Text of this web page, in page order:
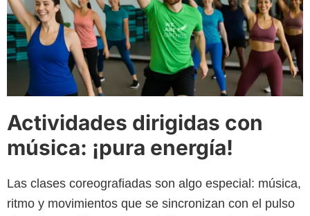
Actividades dirigidas con
música: ¡pura energía!
Las clases coreografiadas son algo especial: música,
ritmo y movimientos que se sincronizan con el pulso